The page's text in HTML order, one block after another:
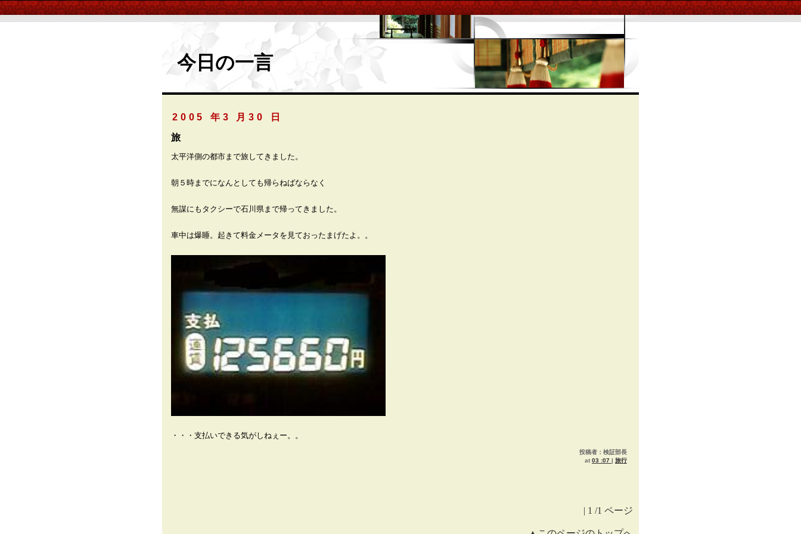
今日の一言
2005 年3 月30 日
旅
太平洋側の都市まで旅してきました。
朝５時までになんとしても帰らねばならなく
無謀にもタクシーで石川県まで帰ってきました。
車中は爆睡。起きて料金メータを見ておったまげたよ。。
・・・支払いできる気がしねぇー。。
投稿者：検証部長
at 03 :07 | 旅行
| 1 /1 ページ